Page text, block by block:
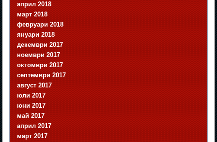
април 2018
март 2018
февруари 2018
януари 2018
декември 2017
ноември 2017
октомври 2017
септември 2017
август 2017
юли 2017
юни 2017
май 2017
април 2017
март 2017